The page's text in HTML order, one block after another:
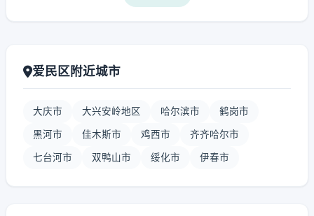
爱民区附近城市
大庆市 大兴安岭地区 哈尔滨市 鹤岗市
黑河市 佳木斯市 鸡西市 齐齐哈尔市
七台河市 双鸭山市 绥化市 伊春市